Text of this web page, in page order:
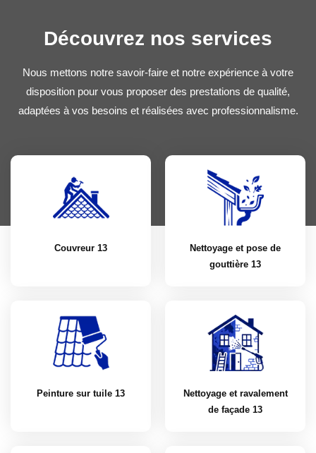
Découvrez nos services
Nous mettons notre savoir-faire et notre expérience à votre
disposition pour vous proposer des prestations de qualité,
adaptées à vos besoins et réalisées avec professionnalisme.
Couvreur 13
Nettoyage et pose de
gouttière 13
Peinture sur tuile 13
Nettoyage et ravalement
de façade 13